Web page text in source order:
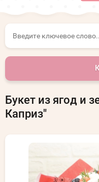
Букет из ягод и
Каприз"